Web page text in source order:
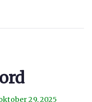
29, 2025